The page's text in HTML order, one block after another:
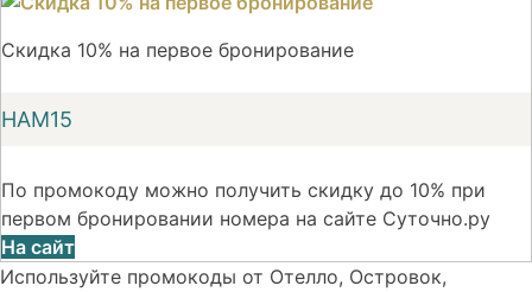
Скидка 10% на первое бронирование
НАМ15
По промокоду можно получить скидку до 10% при
первом бронировании номера на сайте Суточно.ру
На сайт
Используйте промокоды от Отелло, Островок,